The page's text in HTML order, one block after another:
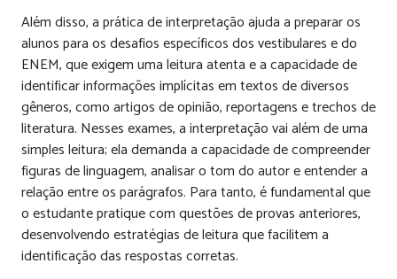
Além disso, a prática de interpretação ajuda a preparar os
alunos para os desafios específicos dos vestibulares e do
ENEM, que exigem uma leitura atenta e a capacidade de
identificar informações implícitas em textos de diversos
gêneros, como artigos de opinião, reportagens e trechos de
literatura. Nesses exames, a interpretação vai além de uma
simples leitura; ela demanda a capacidade de compreender
figuras de linguagem, analisar o tom do autor e entender a
relação entre os parágrafos. Para tanto, é fundamental que
o estudante pratique com questões de provas anteriores,
desenvolvendo estratégias de leitura que facilitem a
identificação das respostas corretas.